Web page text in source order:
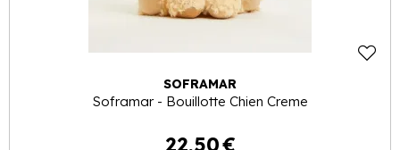
SOFRAMAR
Soframar - Bouillotte Chien Creme
22,50€